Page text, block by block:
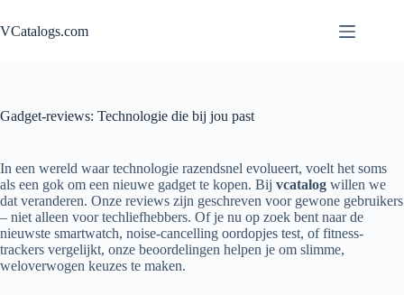
naar
de
VCatalogs.com
Gadget-reviews: Technologie die bij jou past
In een wereld waar technologie razendsnel evolueert, voelt het soms
als een gok om een nieuwe gadget te kopen. Bij vcatalog willen we
dat veranderen. Onze reviews zijn geschreven voor gewone gebruikers
– niet alleen voor techliefhebbers. Of je nu op zoek bent naar de
nieuwste smartwatch, noise-cancelling oordopjes test, of fitness-
trackers vergelijkt, onze beoordelingen helpen je om slimme,
weloverwogen keuzes te maken.